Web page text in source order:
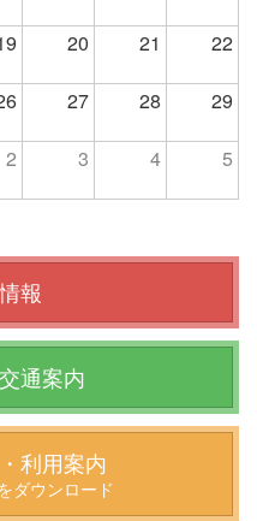
20 21 22
27 28 29
2 3 4 5
報
通案内
利用案内
ダウンロード